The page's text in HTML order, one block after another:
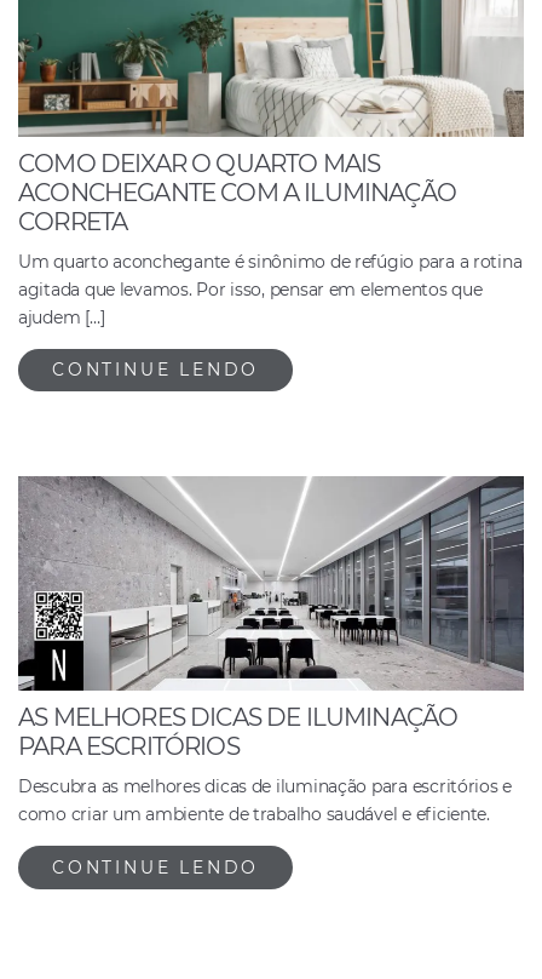
COMO DEIXAR O QUARTO MAIS
ACONCHEGANTE COM A ILUMINAÇÃO
CORRETA
Um quarto aconchegante é sinônimo de refúgio para a rotina
agitada que levamos. Por isso, pensar em elementos que
ajudem […]
CONTINUE LENDO
AS MELHORES DICAS DE ILUMINAÇÃO
PARA ESCRITÓRIOS
Descubra as melhores dicas de iluminação para escritórios e
como criar um ambiente de trabalho saudável e eficiente.
CONTINUE LENDO